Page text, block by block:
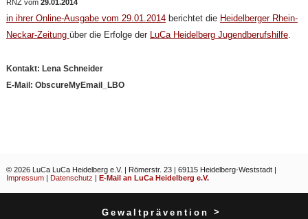
RNZ vom 29.01.2014
in ihrer Online-Ausgabe vom 29.01.2014berichtet die Heidelberger Rhein-
Neckar-Zeitung über die Erfolge der LuCa Heidelberg Jugendberufshilfe.
Kontakt: Lena Schneider
E-Mail: ObscureMyEmail_LBO
© 2026 LuCa LuCa Heidelberg e.V. | Römerstr. 23 | 69115 Heidelberg-Weststadt |
Impressum| Datenschutz | E-Mail an LuCa Heidelberg e.V.
Gewaltprävention >